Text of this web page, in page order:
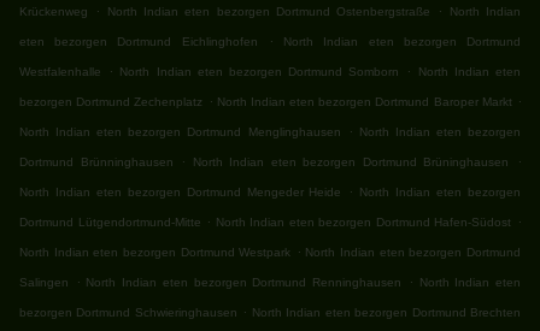
Krückenweg . North Indian eten bezorgen Dortmund Ostenbergstraße . North Indian
eten bezorgen Dortmund Eichlinghofen . North Indian eten bezorgen Dortmund
Westfalenhalle . North Indian eten bezorgen Dortmund Somborn . North Indian eten
bezorgen Dortmund Zechenplatz . North Indian eten bezorgen Dortmund Baroper Markt .
North Indian eten bezorgen Dortmund Menglinghausen . North Indian eten bezorgen
Dortmund Brünninghausen . North Indian eten bezorgen Dortmund Brüninghausen .
North Indian eten bezorgen Dortmund Mengeder Heide . North Indian eten bezorgen
Dortmund Lütgendortmund-Mitte . North Indian eten bezorgen Dortmund Hafen-Südost .
North Indian eten bezorgen Dortmund Westpark . North Indian eten bezorgen Dortmund
Salingen . North Indian eten bezorgen Dortmund Renninghausen . North Indian eten
bezorgen Dortmund Schwieringhausen . North Indian eten bezorgen Dortmund Brechten